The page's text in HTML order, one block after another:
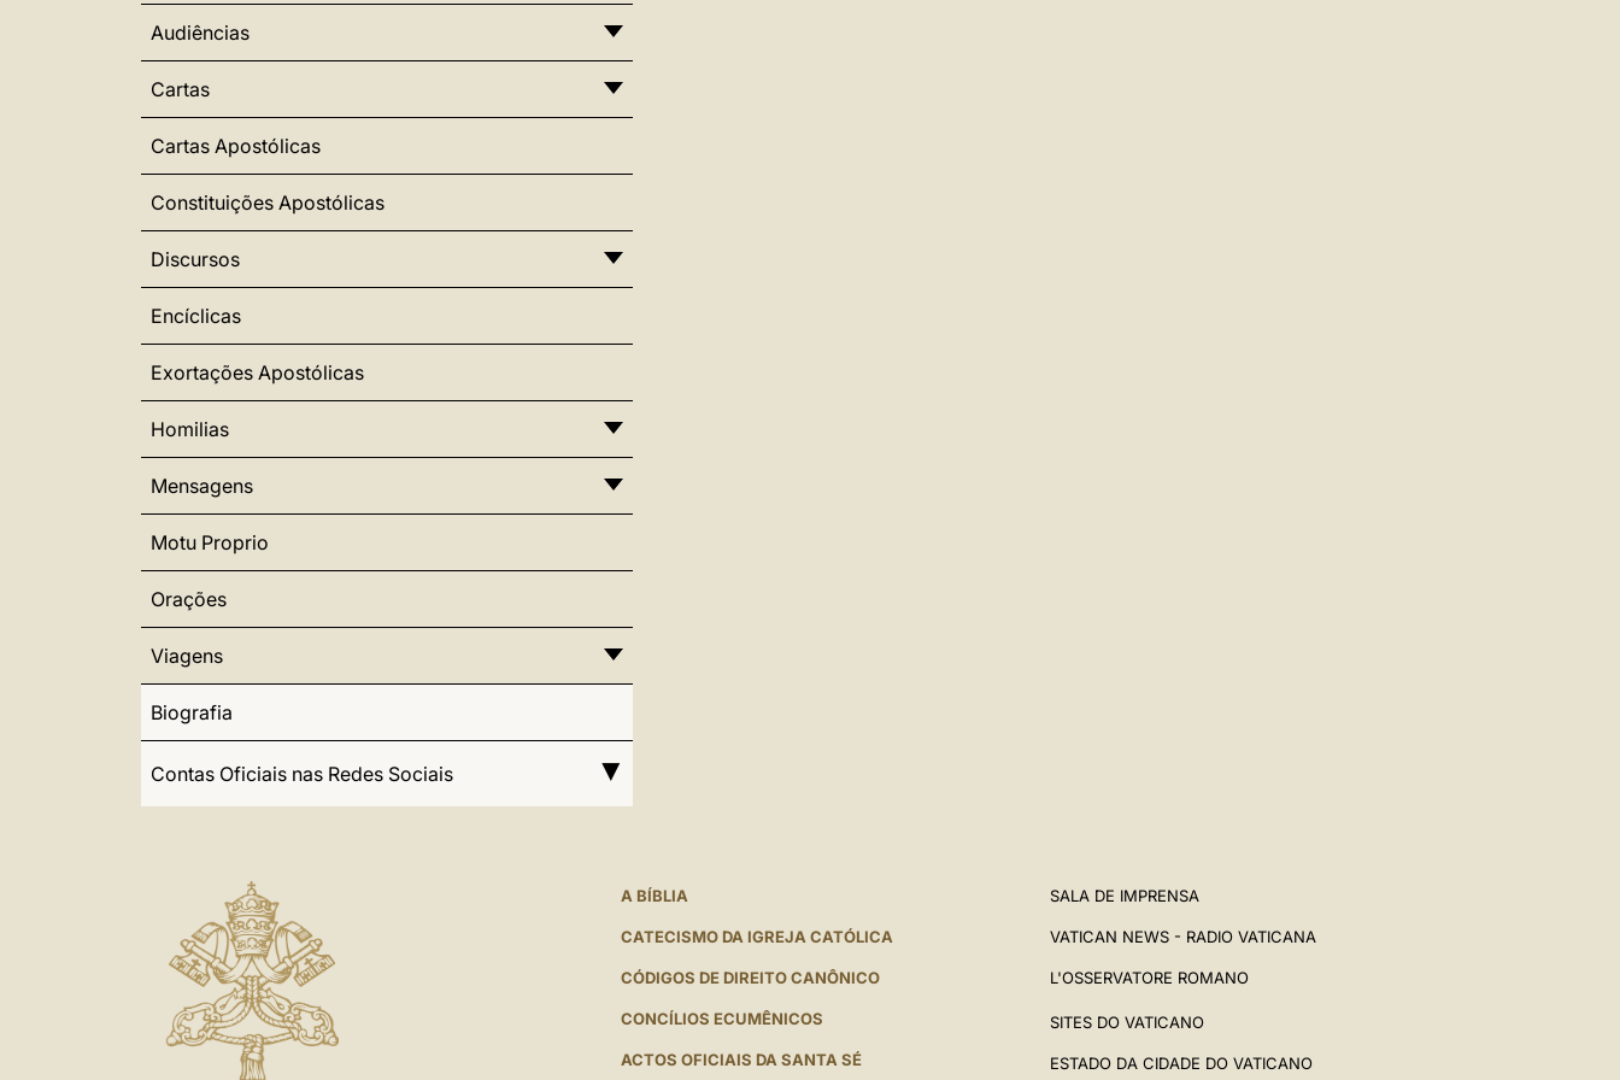
Audiências
Cartas
Cartas Apostólicas
Constituições Apostólicas
Discursos
Encíclicas
Exortações Apostólicas
Homilias
Mensagens
Motu Proprio
Orações
Viagens
Biografia
Contas Oficiais nas Redes Sociais
A BÍBLIA
CATECISMO DA IGREJA CATÓLICA
CÓDIGOS DE DIREITO CANÔNICO
CONCÍLIOS ECUMÊNICOS
ACTOS OFICIAIS DA SANTA SÉ
SALA DE IMPRENSA
VATICAN NEWS - RADIO VATICANA
L'OSSERVATORE ROMANO
SITES DO VATICANO
ESTADO DA CIDADE DO VATICANO